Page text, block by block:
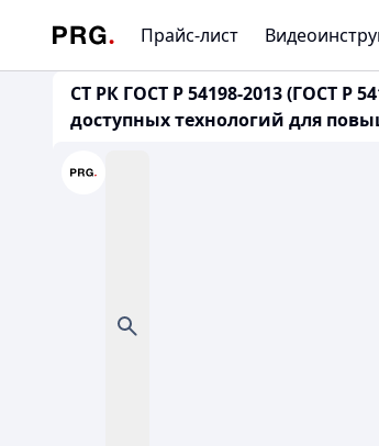
Прайс-лист
СТ РК ГОСТ Р 54198-2013 (ГОСТ
доступных технологий для